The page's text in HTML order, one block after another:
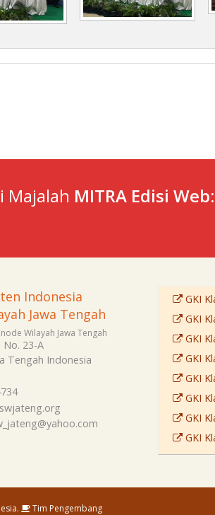
Majalah MITRA Edisi
Indonesia
Jawa Tengah
Wilayah Jawa Tengah
No. 23-A
Tengah Indonesia
GKI
GKI
GKI
GKI
GKI
GKI
GKI
GKI
Tim Pengembang